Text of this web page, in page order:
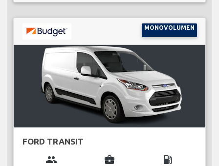
MONOVOLUMEN
FORD TRANSIT
group business_center local_gas_station